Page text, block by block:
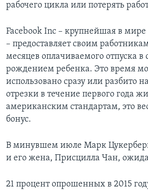
рабочего цикла или потерять
Facebook Inc – крупнейшая в мире
– предоставляет своим
месяцев оплачиваемого отпуска в
рождением ребенка. Это время
использовано сразу или разбито
отрезки в течение первого года
американским стандартам, это
бонус.
В минувшем июле Марк
и его жена, Присцилла Чан,
21 процент опрошенных в 2015